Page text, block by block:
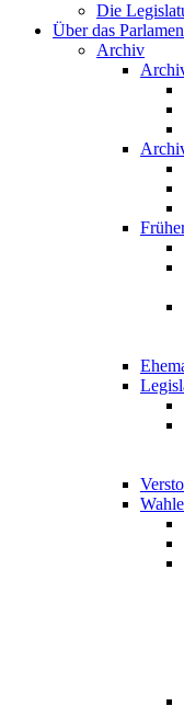
Die
Über das
Archiv